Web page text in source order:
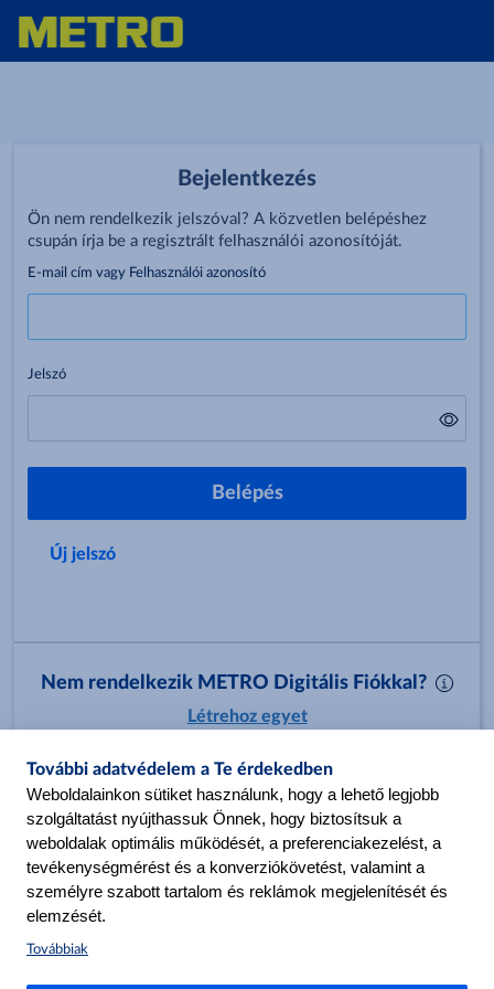
Bejelentkezés
Ön nem rendelkezik jelszóval? A közvetlen belépéshez
csupán írja be a regisztrált felhasználói azonosítóját.
E-mail cím vagy Felhasználói azonosító
Jelszó
Belépés
Új jelszó
Nem rendelkezik METRO Digitális Fiókkal?
Létrehoz egyet